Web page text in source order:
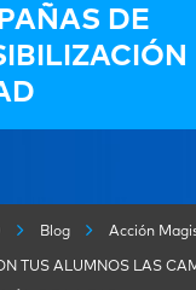
DE
Blog Acción
TUS ALUMNOS LAS